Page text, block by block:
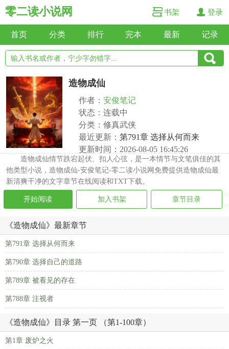
零二读小说网 书架 登录
首页 分类 排行 完本 最新 记录
造物成仙
作者： 安俊笔记
状态：连载中
分类：修真武侠
最近更新： 第791章 选择从何而来
更新时间：2026-08-05 16:45:26
造物成仙情节跌宕起伏、扣人心弦，是一本情节与文笔俱佳的其
他类型小说，造物成仙-安俊笔记-零二读小说网免费提供造物成仙最
新清爽干净的文字章节在线阅读和TXT下载。
开始阅读 加入书架 章节目录
《造物成仙》最新章节
第791章 选择从何而来
第790章 选择自己的道路
第789章 被看见的存在
第788章 注视者
《造物成仙》目录 第一页 （第1-100章）
第1章 废炉之火